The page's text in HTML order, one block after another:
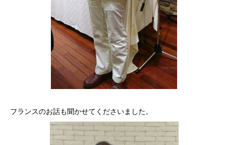
フランスのお話も聞かせてくださいました。